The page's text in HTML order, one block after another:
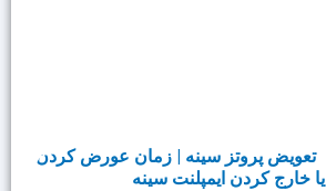
تعویض پروتز سینه | زمان عورض کردن
یا خارج کردن ایمپلنت سینه